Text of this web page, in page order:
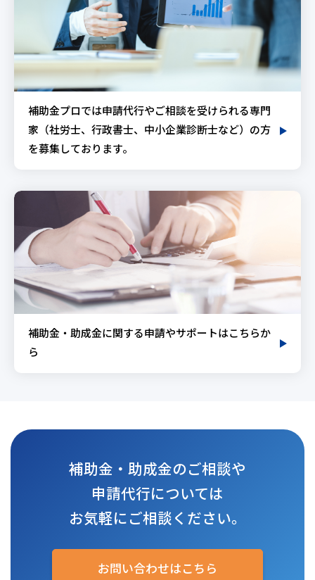
補助金プロでは申請代行やご相談を受けられる専門
家（社労士、行政書士、中小企業診断士など）の方
を募集しております。
補助金・助成金に関する申請やサポートはこちらか
ら
補助金・助成金のご相談や
申請代行については
お気軽にご相談ください。
お問い合わせはこちら